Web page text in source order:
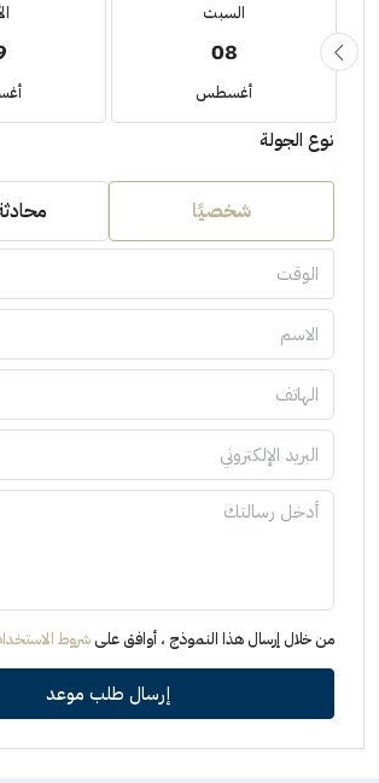
السبت
08
أغسطس
نوع الجولة
شخصيًا
الوقت
من خلال إرسال هذا النموذج ، أوافق على شروط
إرسال طلب موعد